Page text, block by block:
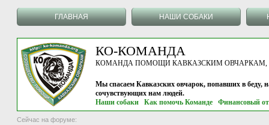
ГЛАВНАЯ НАШИ СОБАКИ
КО-КОМАНДА
КОМАНДА ПОМОЩИ КАВКАЗСКИМ ОВЧАРКАМ, г.
Мы спасаем Кавказских овчарок, попавших в беду,
сочувствующих нам людей.
Наши собаки
Как помочь Команде Финансовый
Сейчас на форуме: